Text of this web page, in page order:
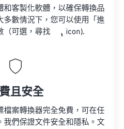
和客製化軟體，以確保轉換品
多數情況下，您可以使用「進
（可選，尋找
icon).
且安全
檔案轉換器完全免費，可在任
我們保證文件安全和隱私。文